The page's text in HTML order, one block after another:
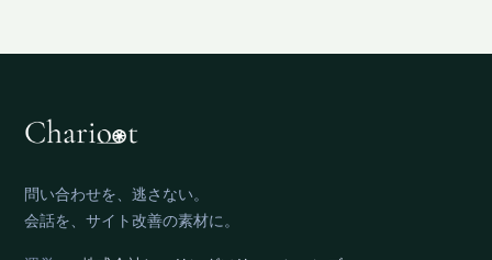
問い合わせを、逃さない。
会話を、サイト改善の素材に。